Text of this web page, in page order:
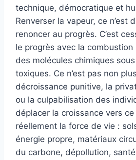
technique, démocratique et
Renverser la vapeur, ce n’est
renoncer au progrès. C’est
le progrès avec la
des molécules chimiques
toxiques. Ce n’est pas non
décroissance punitive, la
ou la culpabilisation des
déplacer la croissance vers
réellement la force de vie :
énergie propre, matériaux
du carbone, dépollution, santé